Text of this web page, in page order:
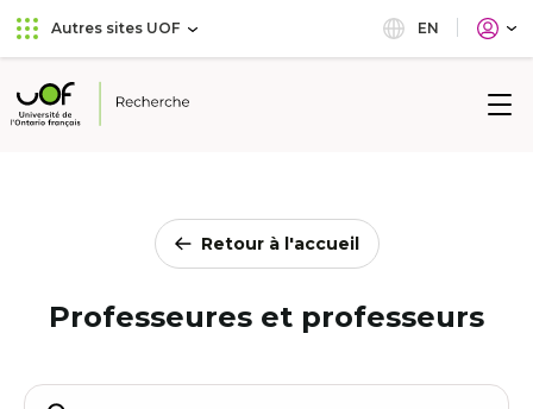
Aller
au
principal
Passer
au
Autres sites UOF EN
Université
Retour à l'accueil
Professeures et professeurs
Search